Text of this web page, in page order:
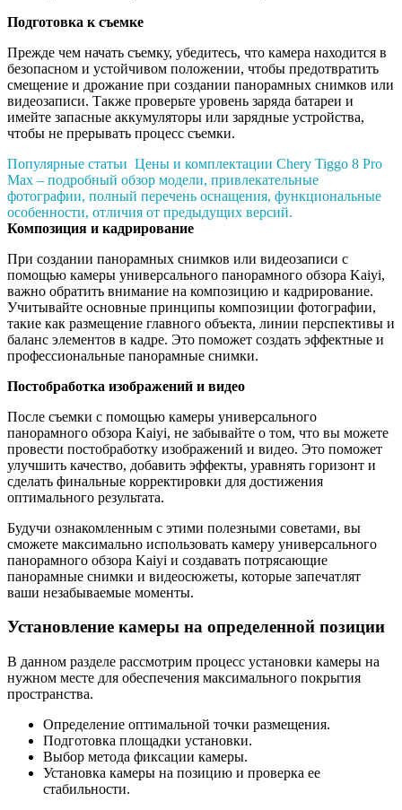
Подготовка к съемке
Прежде чем начать съемку, убедитесь, что камера находится в
безопасном и устойчивом положении, чтобы предотвратить
смещение и дрожание при создании панорамных снимков или
видеозаписи. Также проверьте уровень заряда батареи и
имейте запасные аккумуляторы или зарядные устройства,
чтобы не прерывать процесс съемки.
Популярные статьи Цены и комплектации Chery Tiggo 8 Pro
Max – подробный обзор модели, привлекательные
фотографии, полный перечень оснащения, функциональные
особенности, отличия от предыдущих версий.
Композиция и кадрирование
При создании панорамных снимков или видеозаписи с
помощью камеры универсального панорамного обзора Kaiyi,
важно обратить внимание на композицию и кадрирование.
Учитывайте основные принципы композиции фотографии,
такие как размещение главного объекта, линии перспективы и
баланс элементов в кадре. Это поможет создать эффектные и
профессиональные панорамные снимки.
Постобработка изображений и видео
После съемки с помощью камеры универсального
панорамного обзора Kaiyi, не забывайте о том, что вы можете
провести постобработку изображений и видео. Это поможет
улучшить качество, добавить эффекты, уравнять горизонт и
сделать финальные корректировки для достижения
оптимального результата.
Будучи ознакомленным с этими полезными советами, вы
сможете максимально использовать камеру универсального
панорамного обзора Kaiyi и создавать потрясающие
панорамные снимки и видеосюжеты, которые запечатлят
ваши незабываемые моменты.
Установление камеры на определенной позиции
В данном разделе рассмотрим процесс установки камеры на
нужном месте для обеспечения максимального покрытия
пространства.
Определение оптимальной точки размещения.
Подготовка площадки установки.
Выбор метода фиксации камеры.
Установка камеры на позицию и проверка ее
стабильности.